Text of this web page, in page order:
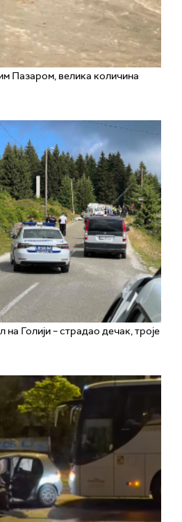
Пазаром, велика количина
Голији – страдао дечак, троје